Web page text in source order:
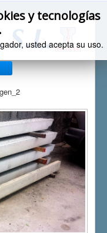
y tecnologías
usted acepta su uso.